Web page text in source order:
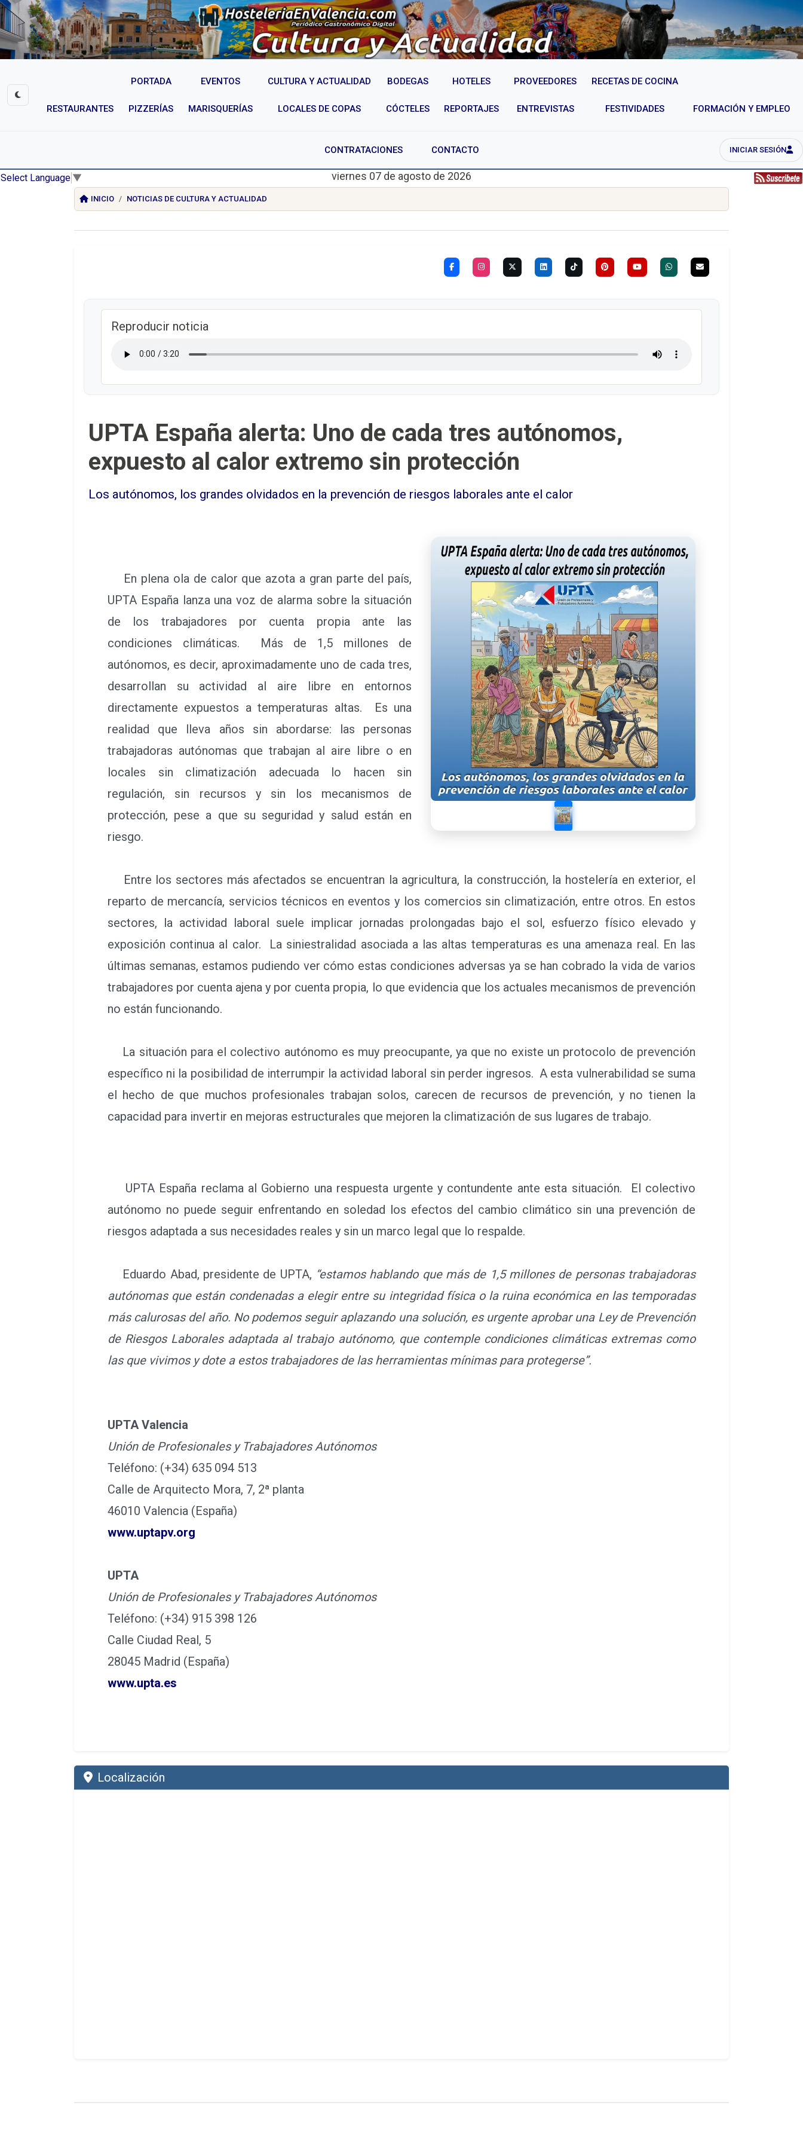
PORTADA EVENTOS CULTURA Y ACTUALIDAD BODEGAS HOTELES PROVEEDORES RECETAS DE COCINA
RESTAURANTES PIZZERÍAS MARISQUERÍAS LOCALES DE COPAS CÓCTELES REPORTAJES ENTREVISTAS FESTIVIDADES FORMACIÓN Y EMPLEO
CONTRATACIONES CONTACTO INICIAR SESIÓN
Select Language ▼ viernes 07 de agosto de 2026
INICIO NOTICIAS DE CULTURA Y ACTUALIDAD
Reproducir noticia
UPTA España alerta: Uno de cada tres autónomos,
expuesto al calor extremo sin protección
Los autónomos, los grandes olvidados en la prevención de riesgos laborales ante el calor
En plena ola de calor que azota a gran parte del país,
UPTA España lanza una voz de alarma sobre la situación
de los trabajadores por cuenta propia ante las
condiciones climáticas. Más de 1,5 millones de
autónomos, es decir, aproximadamente uno de cada tres,
desarrollan su actividad al aire libre en entornos
directamente expuestos a temperaturas altas. Es una
realidad que lleva años sin abordarse: las personas
trabajadoras autónomas que trabajan al aire libre o en
locales sin climatización adecuada lo hacen sin
regulación, sin recursos y sin los mecanismos de
protección, pese a que su seguridad y salud están en
riesgo.
Entre los sectores más afectados se encuentran la agricultura, la construcción, la hostelería en exterior, el
reparto de mercancía, servicios técnicos en eventos y los comercios sin climatización, entre otros. En estos
sectores, la actividad laboral suele implicar jornadas prolongadas bajo el sol, esfuerzo físico elevado y
exposición continua al calor. La siniestralidad asociada a las altas temperaturas es una amenaza real. En las
últimas semanas, estamos pudiendo ver cómo estas condiciones adversas ya se han cobrado la vida de varios
trabajadores por cuenta ajena y por cuenta propia, lo que evidencia que los actuales mecanismos de prevención
no están funcionando.
La situación para el colectivo autónomo es muy preocupante, ya que no existe un protocolo de prevención
específico ni la posibilidad de interrumpir la actividad laboral sin perder ingresos. A esta vulnerabilidad se suma
el hecho de que muchos profesionales trabajan solos, carecen de recursos de prevención, y no tienen la
capacidad para invertir en mejoras estructurales que mejoren la climatización de sus lugares de trabajo.
UPTA España reclama al Gobierno una respuesta urgente y contundente ante esta situación. El colectivo
autónomo no puede seguir enfrentando en soledad los efectos del cambio climático sin una prevención de
riesgos adaptada a sus necesidades reales y sin un marco legal que lo respalde.
Eduardo Abad, presidente de UPTA, “estamos hablando que más de 1,5 millones de personas trabajadoras
autónomas que están condenadas a elegir entre su integridad física o la ruina económica en las temporadas
más calurosas del año. No podemos seguir aplazando una solución, es urgente aprobar una Ley de Prevención
de Riesgos Laborales adaptada al trabajo autónomo, que contemple condiciones climáticas extremas como
las que vivimos y dote a estos trabajadores de las herramientas mínimas para protegerse”.
UPTA Valencia
Unión de Profesionales y Trabajadores Autónomos
Teléfono: (+34) 635 094 513
Calle de Arquitecto Mora, 7, 2ª planta
46010 Valencia (España)
www.uptapv.org
UPTA
Unión de Profesionales y Trabajadores Autónomos
Teléfono: (+34) 915 398 126
Calle Ciudad Real, 5
28045 Madrid (España)
www.upta.es
Localización